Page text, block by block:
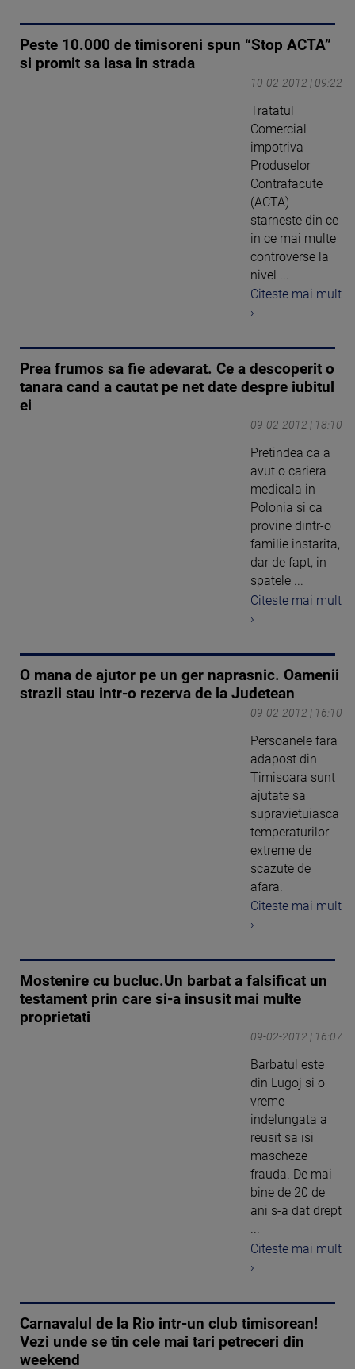
Peste 10.000 de timisoreni spun “Stop ACTA”
si promit sa iasa in strada
10-02-2012 | 09:22
Tratatul
Comercial
impotriva
Produselor
Contrafacute
(ACTA)
starneste din ce
in ce mai multe
controverse la
nivel ...
Citeste mai mult
›
Prea frumos sa fie adevarat. Ce a descoperit o
tanara cand a cautat pe net date despre iubitul
ei
09-02-2012 | 18:10
Pretindea ca a
avut o cariera
medicala in
Polonia si ca
provine dintr-o
familie instarita,
dar de fapt, in
spatele ...
Citeste mai mult
›
O mana de ajutor pe un ger naprasnic. Oamenii
strazii stau intr-o rezerva de la Judetean
09-02-2012 | 16:10
Persoanele fara
adapost din
Timisoara sunt
ajutate sa
supravietuiasca
temperaturilor
extreme de
scazute de
afara.
Citeste mai mult
›
Mostenire cu bucluc.Un barbat a falsificat un
testament prin care si-a insusit mai multe
proprietati
09-02-2012 | 16:07
Barbatul este
din Lugoj si o
vreme
indelungata a
reusit sa isi
mascheze
frauda. De mai
bine de 20 de
ani s-a dat drept
...
Citeste mai mult
›
Carnavalul de la Rio intr-un club timisorean!
Vezi unde se tin cele mai tari petreceri din
weekend